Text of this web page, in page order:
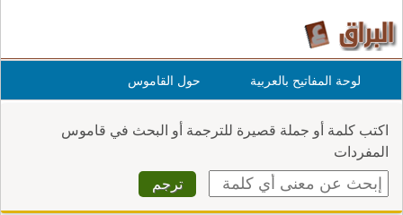
لوحة المفاتيح بالعربية حول القاموس
اكتب كلمة أو جملة قصيرة للترجمة أو البحث في قاموس
المفردات